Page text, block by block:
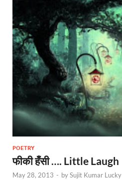
POETRY
फीकी हँसी …. Little Laugh
May 28, 2013 - bySujit Kumar Lucky